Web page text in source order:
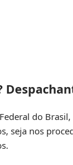
do
seja nos